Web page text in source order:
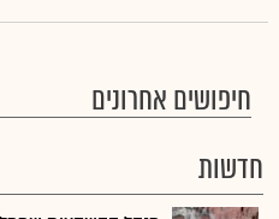
חיפושים אחרונים
חדשות